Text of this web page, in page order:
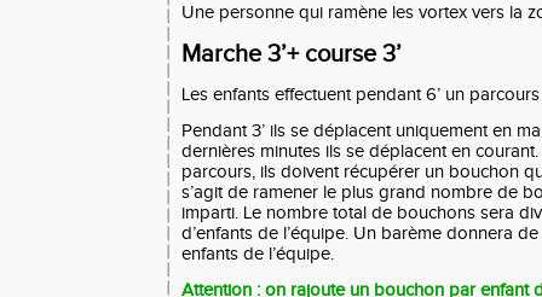
Une personne qui ramène les vortex vers la
Marche 3’+ course 3’
Les enfants effectuent pendant 6’ un
Pendant 3’ ils se déplacent uniquement en
dernières minutes ils se déplacent en
parcours, ils doivent récupérer un bouchon
s’agit de ramener le plus grand nombre de
imparti. Le nombre total de bouchons sera
d’enfants de l’équipe. Un barème donnera
enfants de l’équipe.
Attention : on rajoute un bouchon par enfant